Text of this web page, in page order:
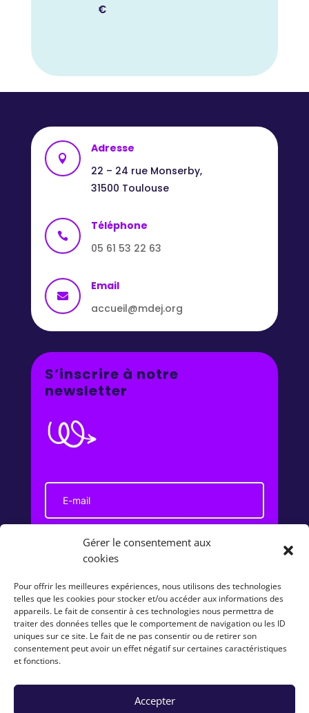
Gérer le consentement aux
cookies
Pour offrir les meilleures expériences, nous utilisons des technologies
telles que les cookies pour stocker et/ou accéder aux informations des
appareils. Le fait de consentir à ces technologies nous permettra de
traiter des données telles que le comportement de navigation ou les ID
uniques sur ce site. Le fait de ne pas consentir ou de retirer son
consentement peut avoir un effet négatif sur certaines caractéristiques
et fonctions.
Accepter
€

Adresse
22 – 24 rue Monserby,
31500 Toulouse

Téléphone
05 61 53 22 63

Email
accueil@mdej.org
S’inscrire à notre
newsletter
J'accepte de recevoir la newsletter et
reconnais avoir pris connaissance de la
S'abonner